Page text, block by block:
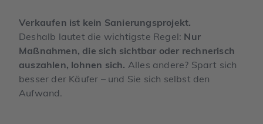
Verkaufen ist kein Sanierungsprojekt.
Deshalb lautet die wichtigste Regel: Nur
Maßnahmen, die sich sichtbar oder rechnerisch
auszahlen, lohnen sich. Alles andere? Spart sich
besser der Käufer – und Sie sich selbst den
Aufwand.